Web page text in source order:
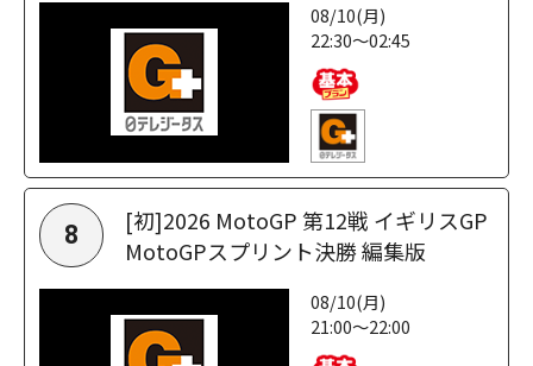
08/10(月)
22:30～02:45
8
[初]2026 MotoGP 第12戦 イギリスGP
MotoGPスプリント決勝 編集版
08/10(月)
21:00～22:00